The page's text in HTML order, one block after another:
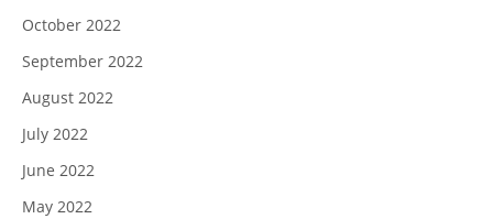
October 2022
September 2022
August 2022
July 2022
June 2022
May 2022